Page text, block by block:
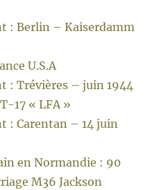
: Berlin – Kaiserdamm
U.S.A
: Trévières – juin 1944
17 « LFA »
: Carentan – 14 juin
en Normandie : 90
M36 Jackson